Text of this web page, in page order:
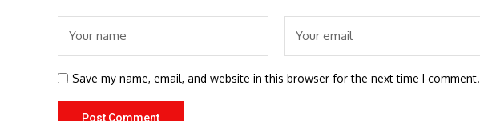
Save my name, email, and website in this browser for the next time I comment.